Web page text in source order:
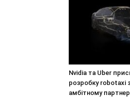
Nvidia та Uber
розробку robotaxi
амбітному